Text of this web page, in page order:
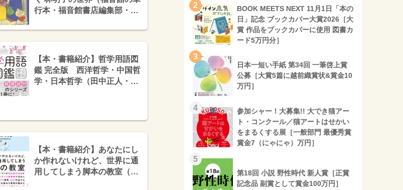
行本・福音館書店編集部・福
【本・書籍紹介】哲学用語図
鑑 完全版 西洋哲学・中国哲
学・日本哲学（田中正人・斎
【本・書籍紹介】あなたにし
か作れないけれど、世界に通
用してしまう脚本の教室（長
2
BOOK MEETS NEXT 11月1日「本の
日」記念 ブックカバー大賞2026［大
賞 作品をブックカバーに使用 図書カ
ード5万円分］
3
日本一短い手紙 第34回 一筆啓上賞
公募［大賞5篇に越前織賞状&賞金10
万円］
4
参加シャー！大募集!! 大でき猫アー
ト・コンクール／猫アートはせかい
をまるくする展［一般部門 最優秀賞
賞金7（にゃにゃ）万円］
5
第18回 小説 野性時代 新人賞［正賞
記念品 副賞として賞金100万円］